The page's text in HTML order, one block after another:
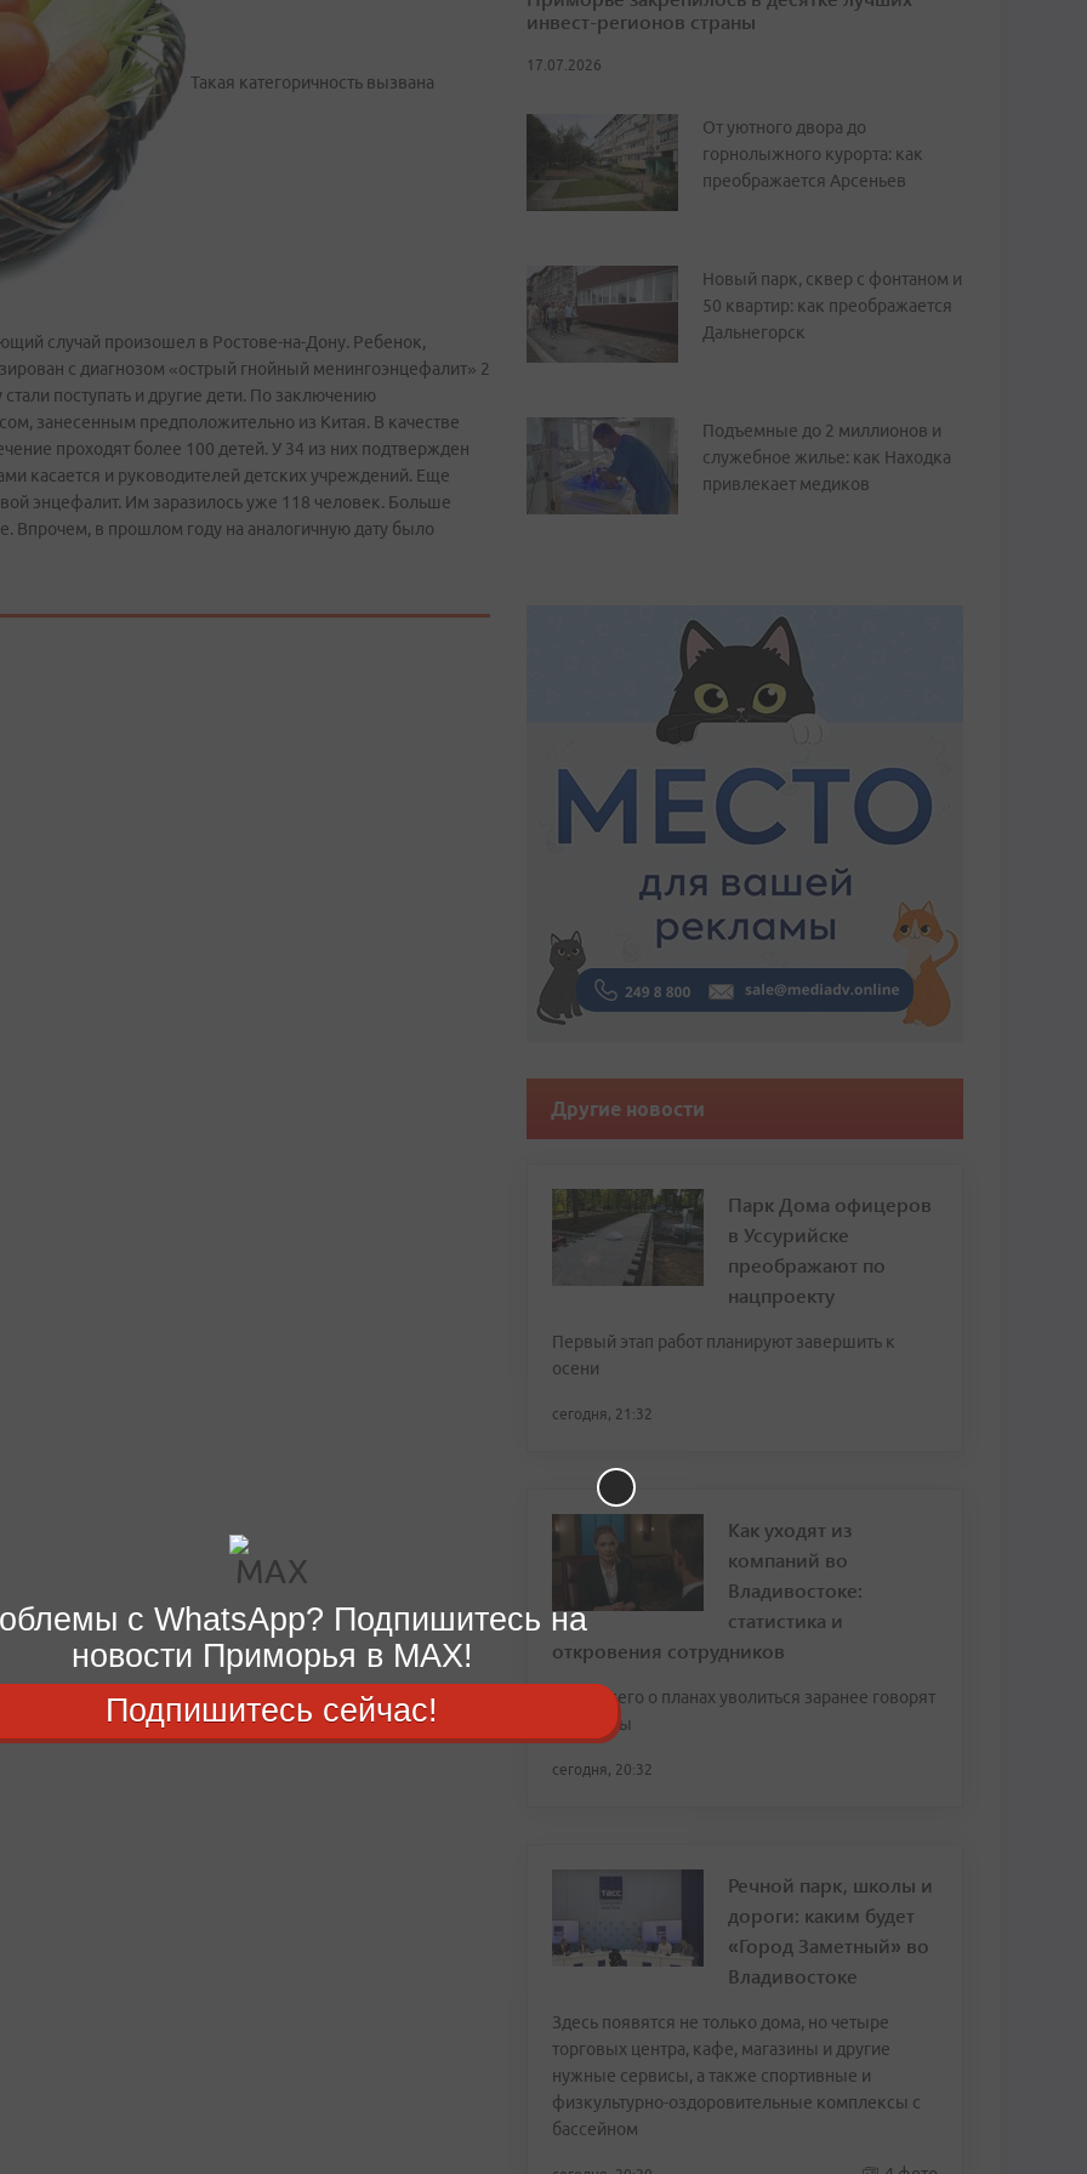
Такая категоричность вызвана
случай произошел в Ростове-на-Дону. Ребенок,
с диагнозом «острый гнойный менингоэнцефалит» 2
поступать и другие дети. По заключению
занесенным предположительно из Китая. В качестве
проходят более 100 детей. У 34 из них подтвержден
касается и руководителей детских учреждений. Еще
энцефалит. Им заразилось уже 118 человек. Больше
Впрочем, в прошлом году на аналогичную дату было
инвест-регионов страны
17.07.2026
От уютного двора до
горнолыжного курорта: как
преображается Арсеньев
Новый парк, сквер с фонтаном и
50 квартир: как преображается
Дальнегорск
Подъемные до 2 миллионов и
служебное жилье: как Находка
привлекает медиков
Другие новости
Парк Дома офицеров
в Уссурийске
преображают по
нацпроекту
Первый этап работ планируют завершить к
осени
сегодня, 21:32
Как уходят из
компаний во
Владивостоке:
статистика и
откровения сотрудников
Чаще всего о планах уволиться заранее говорят
женщины
сегодня, 20:32
Речной парк, школы и
дороги: каким будет
«Город Заметный» во
Владивостоке
Здесь появятся не только дома, но четыре
торговых центра, кафе, магазины и другие
нужные сервисы, а также спортивные и
физкультурно-оздоровительные комплексы с
бассейном
с WhatsApp? Подпишитесь на
новости Приморья в MAX!
Подпишитесь сейчас!